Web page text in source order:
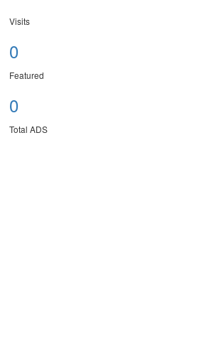
Visits
0
Featured
0
Total ADS